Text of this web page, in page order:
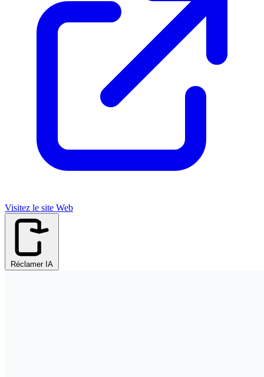
Visitez le site Web
Réclamer IA